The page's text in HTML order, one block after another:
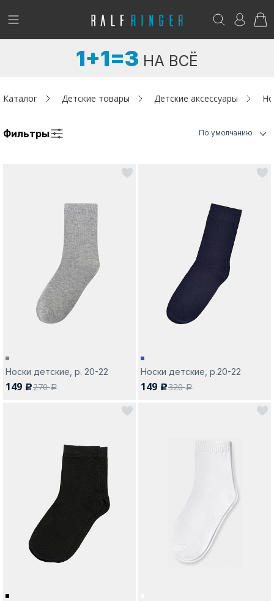
!
Женщинам
Акции / Новости
Адреса магазинов
Да, все верно Изменить город
Покупателям
Возникли вопросы? - club@ralf.ru
1+1=3 НА ВСЁ
Каталог Детские товары Детские аксессуары
Фильтры По умолчанию
Носки детские, р. 20-22
149 c270a
Носки детские, р.20-22
149 c320a